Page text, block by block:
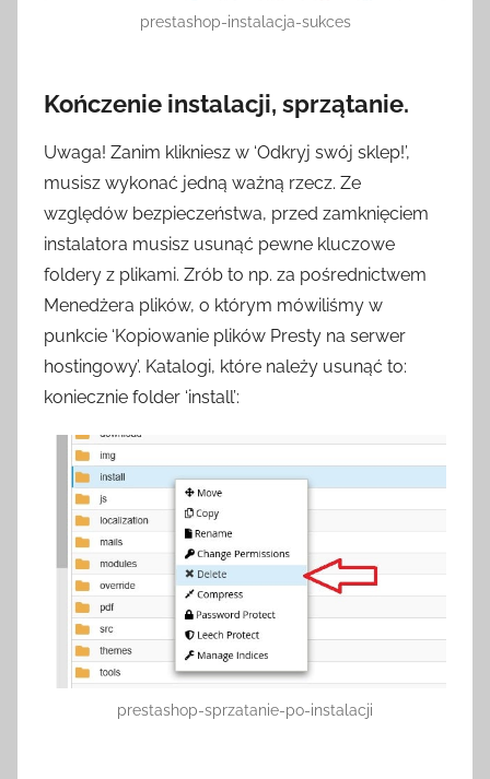
prestashop-instalacja-sukces
Kończenie instalacji, sprzątanie.
Uwaga! Zanim klikniesz w ‘Odkryj swój sklep!’,
musisz wykonać jedną ważną rzecz. Ze
względów bezpieczeństwa, przed zamknięciem
instalatora musisz usunąć pewne kluczowe
foldery z plikami. Zrób to np. za pośrednictwem
Menedżera plików, o którym mówiliśmy w
punkcie ‘Kopiowanie plików Presty na serwer
hostingowy’. Katalogi, które należy usunąć to:
koniecznie folder ‘install’:
prestashop-sprzatanie-po-instalacji